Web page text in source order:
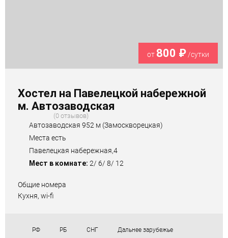
от 800 ₽/сутки
Хостел на Павелецкой набережной
м. Автозаводская
0 отзывов
Автозаводская 952 м (Замоскворецкая)
Места есть
Павелецкая набережная,4
Мест в комнате: 2/ 6/ 8/ 12
Общие номера
Кухня, wi-fi
РФ РБ СНГ Дальнее зарубежье